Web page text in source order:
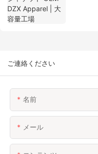
ご連絡ください
名前
メール